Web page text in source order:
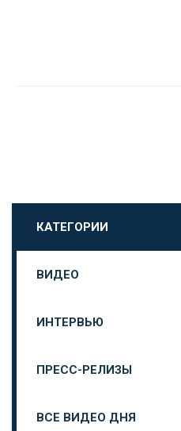
КАТЕГОРИИ
ВИДЕО
ИНТЕРВЬЮ
ПРЕСС-РЕЛИЗЫ
ВСЕ ВИДЕО ДНЯ